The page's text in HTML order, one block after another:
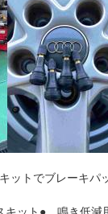
ットでブレーキパ